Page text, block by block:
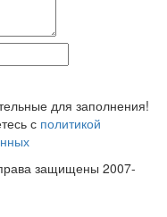
для заполнения!
с политикой
защищены 2007-